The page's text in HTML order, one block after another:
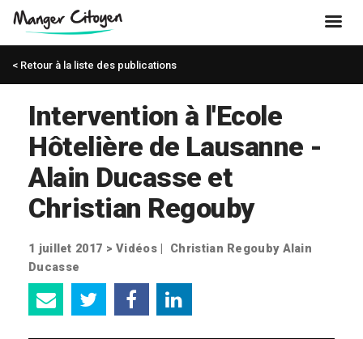
< Retour à la liste des publications
Intervention à l'Ecole
Hôtelière de Lausanne -
Alain Ducasse et
Christian Regouby
1 juillet 2017 >Vidéos|
Christian Regouby Alain
Ducasse